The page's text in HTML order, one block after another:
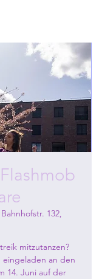
132,
mitzutanzen?
eingeladen an den
14. Juni auf der